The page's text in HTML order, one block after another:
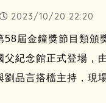
2023/10/20 22:20
58屆金鐘獎節目類頒
父紀念館正式登場，
劉品言搭檔主持，現
受矚目的獎項，除了綜